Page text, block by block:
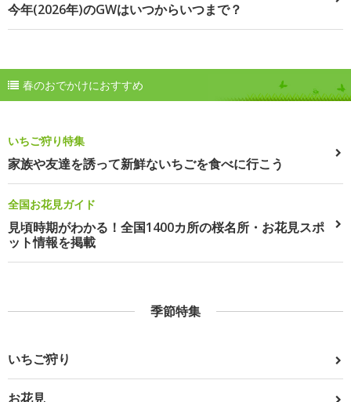
今年(2026年)のGWはいつからいつまで？
春のおでかけにおすすめ
いちご狩り特集
家族や友達を誘って新鮮ないちごを食べに行こう
全国お花見ガイド
見頃時期がわかる！全国1400カ所の桜名所・お花見スポ
ット情報を掲載
季節特集
いちご狩り
お花見